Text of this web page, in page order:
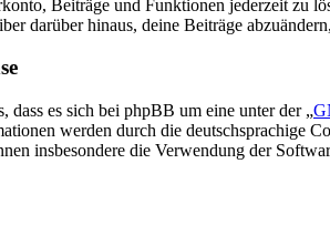
Beiträge und Funktionen jederzeit zu
darüber hinaus, deine Beiträge
dass es sich bei phpBB um eine unter der „
werden durch die deutschsprachige
insbesondere die Verwendung der